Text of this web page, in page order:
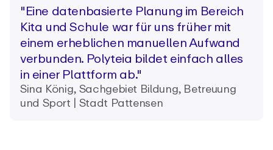
"Eine datenbasierte Planung im Bereich
Kita und Schule war für uns früher mit
einem erheblichen manuellen Aufwand
verbunden. Polyteia bildet einfach alles
in einer Plattform ab."
Sina König, Sachgebiet Bildung, Betreuung
und Sport | Stadt Pattensen